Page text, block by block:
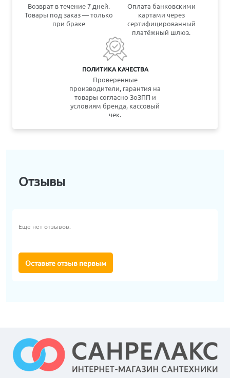
Возврат в течение 7 дней.
Товары под заказ — только
при браке
Оплата банковскими
картами через
сертифицированный
платёжный шлюз.
ПОЛИТИКА КАЧЕСТВА
Проверенные
производители, гарантия на
товары согласно ЗоЗПП и
условиям бренда, кассовый
чек.
Отзывы
Еще нет отзывов.
Оставьте отзыв первым